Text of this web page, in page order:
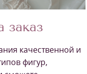
заказ
качественной и
фигур,